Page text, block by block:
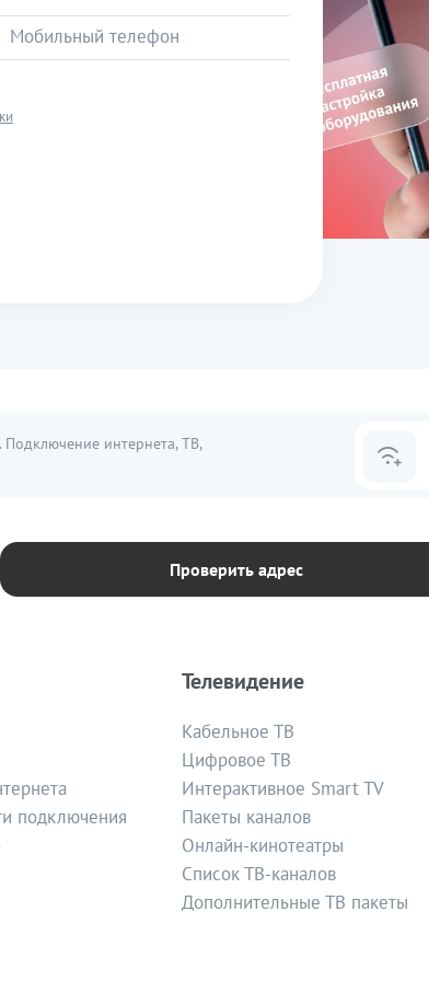
интернета, ТВ,
Проверить адрес
подключения
Телевидение
Кабельное ТВ
Цифровое ТВ
Интерактивное Smart TV
Пакеты каналов
Онлайн-кинотеатры
Список ТВ-каналов
Дополнительные ТВ пакеты